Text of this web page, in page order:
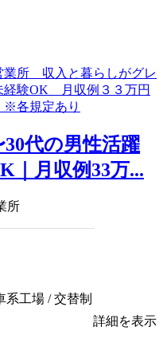
30代の男性活躍
｜月収例33万...
所
系工場 / 交替制
詳細を表示